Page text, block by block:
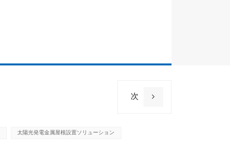
次
太陽光発電金属屋根設置ソリューション